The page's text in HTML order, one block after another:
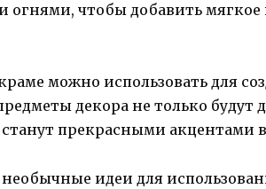
огнями, чтобы добавить
можно использовать для
декора не только будут
прекрасными акцентами
идеи для